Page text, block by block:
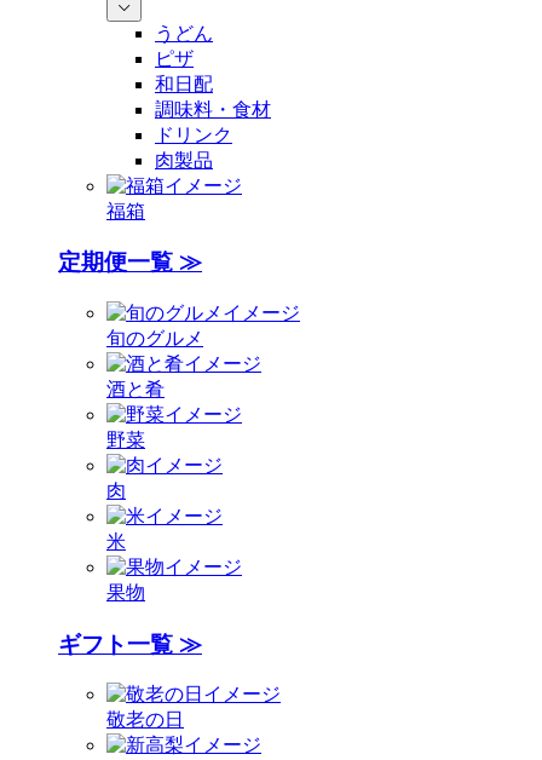
うどん
ピザ
和日配
調味料・食材
ドリンク
肉製品
福箱
定期便一覧 ≫
旬のグルメ
酒と肴
野菜
肉
米
果物
ギフト一覧 ≫
敬老の日